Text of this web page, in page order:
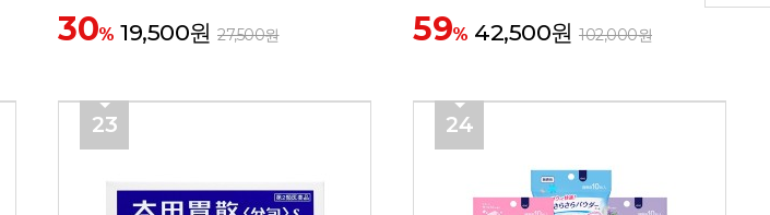
30% 19,500원 27,500원 59% 42,500원 102,000원
23 24